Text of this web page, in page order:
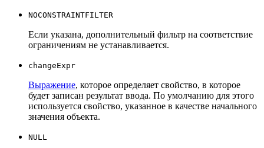
NOCONSTRAINTFILTER
Если указана, дополнительный фильтр на соответствие
ограничениям не устанавливается.
changeExpr
Выражение, которое определяет свойство, в которое
будет записан результат ввода. По умолчанию для этого
используется свойство, указанное в качестве начального
значения объекта.
NULL